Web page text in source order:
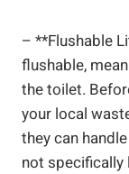
– **Flushable
flushable,
the toilet.
your local
they can
not specifically